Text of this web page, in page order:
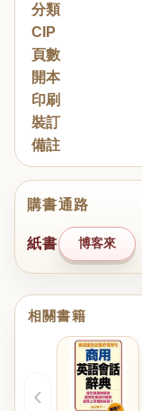
分類
CIP
頁數
開本
印刷
裝訂
備註
購書通路
紙書 博客來
相關書籍
‹